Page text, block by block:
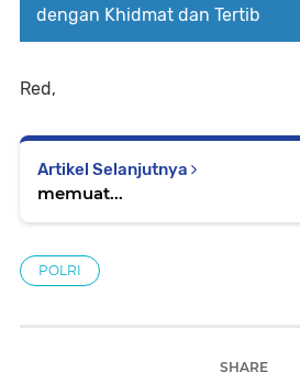
dengan Khidmat dan Tertib
Red,
Artikel Selanjutnya
memuat...
POLRI
SHARE